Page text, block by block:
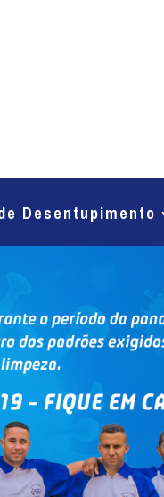
Desentupimento